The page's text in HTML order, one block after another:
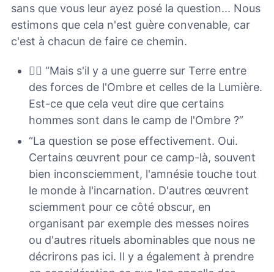
sans que vous leur ayez posé la question... Nous
estimons que cela n'est guère convenable, car
c'est à chacun de faire ce chemin.
🙋‍♀️ “Mais s'il y a une guerre sur Terre entre
des forces de l'Ombre et celles de la Lumière.
Est-ce que cela veut dire que certains
hommes sont dans le camp de l'Ombre ?”
“La question se pose effectivement. Oui.
Certains œuvrent pour ce camp-là, souvent
bien inconsciemment, l'amnésie touche tout
le monde à l'incarnation. D'autres œuvrent
sciemment pour ce côté obscur, en
organisant par exemple des messes noires
ou d'autres rituels abominables que nous ne
décrirons pas ici. Il y a également à prendre